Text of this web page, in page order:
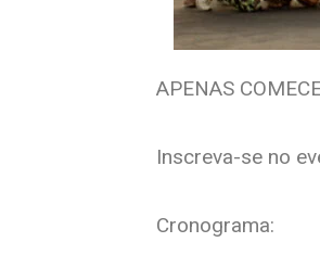
APENAS
Inscreva-se no
Cronograma: